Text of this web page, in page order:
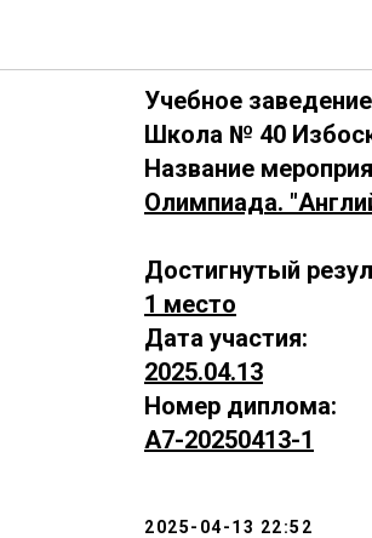
Учебное
Школа № 40
Название
Олимпиада.
Достигнутый
1 место
Дата участия:
2025.04.13
Номер диплома:
А7-20250413-1
2025-04-13 22:52